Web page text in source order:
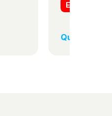
Encerrado
Quero Me